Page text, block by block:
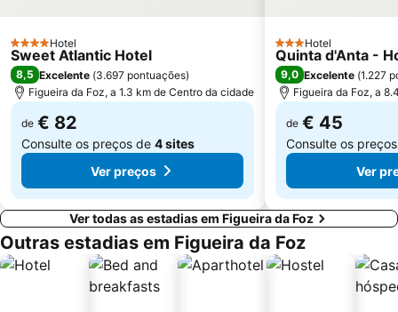
Estádio Universitário de Coimbra
Poço da Cruz Beach
4 Estrelas
Hotel
Sweet Atlantic Hotel
8,5 Excelente (3.697 pontuações)
Figueira da Foz, a 1.3 km de Centro da cidade
de € 82
Consulte os preços de 4 sites
Ver preços
3 Estrelas
Hotel
Quinta d'Anta -
9,0 Excelente (1.227
Figueira da Foz, a
de € 45
Consulte os
Ver
Ver todas as estadias em Figueira da Foz
Outras estadias em Figueira da Foz